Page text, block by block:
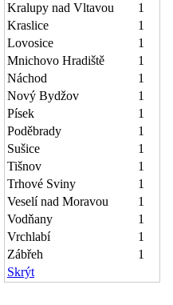
Kralupy nad Vltavou
1
Kraslice
1
Lovosice
1
Mnichovo Hradiště
1
Náchod
1
Nový Bydžov
1
Písek
1
Poděbrady
1
Sušice
1
Tišnov
1
Trhové Sviny
1
Veselí nad Moravou
1
Vodňany
1
Vrchlabí
1
Zábřeh
1
Skrýt